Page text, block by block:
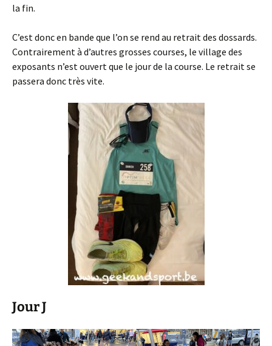
la fin.
C’est donc en bande que l’on se rend au retrait des dossards.
Contrairement à d’autres grosses courses, le village des
exposants n’est ouvert que le jour de la course. Le retrait se
passera donc très vite.
Jour J